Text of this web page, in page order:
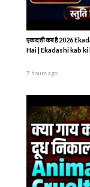
एकादशी कब है 2026
Hai | Ekadashi kab ki
7 hours ago